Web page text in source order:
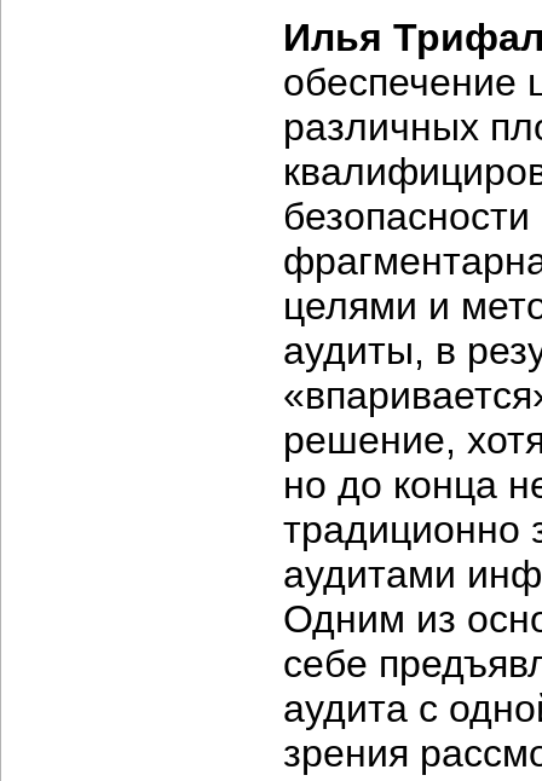
Илья
обеспечение
различных
целями и
аудиты, в
решение,
но до конца
традиционно
аудитами
Одним из
себе
аудита с
зрения